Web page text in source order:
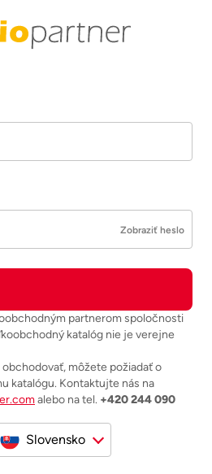
Zobraziť heslo
partnerom spoločnosti
katalóg nie je verejne
obchodovať, môžete požiadať o
katalógu. Kontaktujte nás na
alebo na tel. +420 244 090
Slovensko